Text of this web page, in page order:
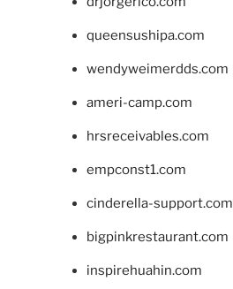
queensushipa.com
wendyweimerdds.com
ameri-camp.com
hrsreceivables.com
empconst1.com
cinderella-support.com
bigpinkrestaurant.com
inspirehuahin.com